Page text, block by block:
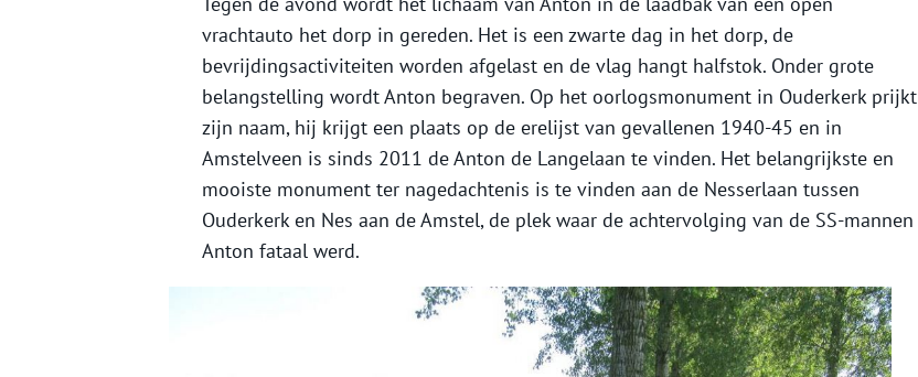
vrachtauto het dorp in gereden. Het is een zwarte dag in het dorp, de
bevrijdingsactiviteiten worden afgelast en de vlag hangt halfstok. Onder grote
belangstelling wordt Anton begraven. Op het oorlogsmonument in Ouderkerk prijkt
zijn naam, hij krijgt een plaats op de erelijst van gevallenen 1940-45 en in
Amstelveen is sinds 2011 de Anton de Langelaan te vinden. Het belangrijkste en
mooiste monument ter nagedachtenis is te vinden aan de Nesserlaan tussen
Ouderkerk en Nes aan de Amstel, de plek waar de achtervolging van de SS-mannen
Anton fataal werd.